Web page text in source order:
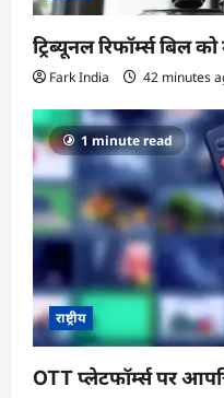
ट्रिब्यूनल रिफॉर्म्स बिल
Fark India 42 minutes
1 minute read
राष्ट्रीय
OTT प्लेटफॉर्म्स पर